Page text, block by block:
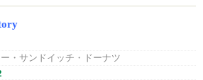
・サンドイッチ・ドーナツ